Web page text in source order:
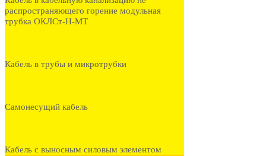
распространяющего горение модульная
трубка ОКЛСт-Н-МТ
Кабель в трубы и микротрубки
Самонесущий кабель
Кабель с выносным силовым элементом